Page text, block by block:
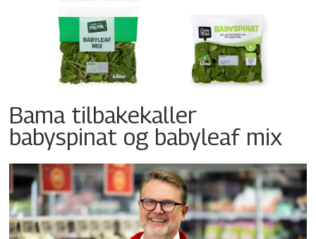
Bama tilbakekaller
babyspinat og babyleaf mix